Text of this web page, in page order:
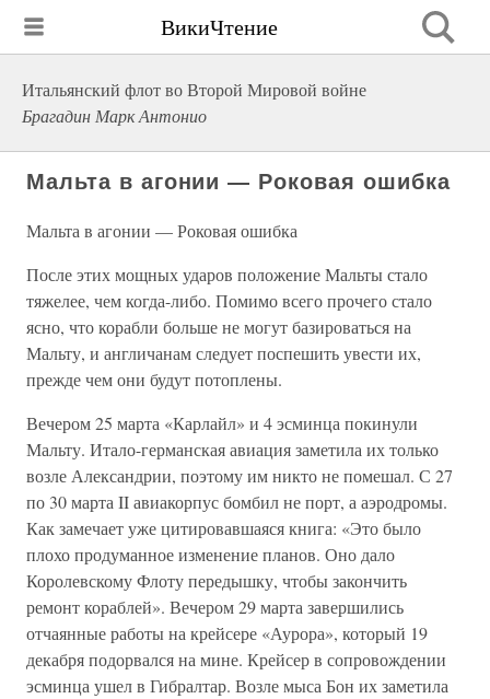
ВикиЧтение
Итальянский флот во Второй Мировой войне
Брагадин Марк Антонио
Мальта в агонии — Роковая ошибка
Мальта в агонии — Роковая ошибка
После этих мощных ударов положение Мальты стало
тяжелее, чем когда-либо. Помимо всего прочего стало
ясно, что корабли больше не могут базироваться на
Мальту, и англичанам следует поспешить увести их,
прежде чем они будут потоплены.
Вечером 25 марта «Карлайл» и 4 эсминца покинули
Мальту. Итало-германская авиация заметила их только
возле Александрии, поэтому им никто не помешал. С 27
по 30 марта II авиакорпус бомбил не порт, а аэродромы.
Как замечает уже цитировавшаяся книга: «Это было
плохо продуманное изменение планов. Оно дало
Королевскому Флоту передышку, чтобы закончить
ремонт кораблей». Вечером 29 марта завершились
отчаянные работы на крейсере «Аурора», который 19
декабря подорвался на мине. Крейсер в сопровождении
эсминца ушел в Гибралтар. Возле мыса Бон их заметила